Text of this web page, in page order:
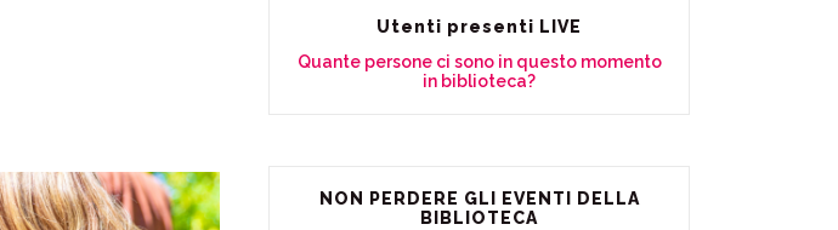
Utenti presenti LIVE
Quante persone ci sono in questo momento
in biblioteca?
NON PERDERE GLI EVENTI DELLA
BIBLIOTECA